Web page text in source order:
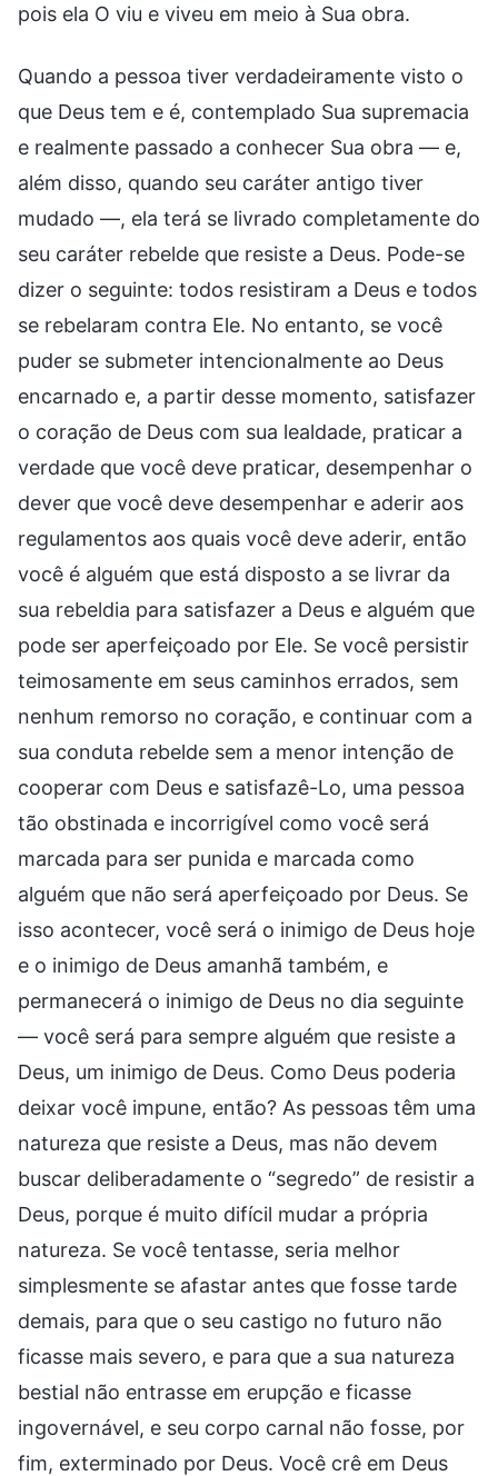
pois ela O viu e viveu em meio à Sua obra.
Quando a pessoa tiver verdadeiramente visto o
que Deus tem e é, contemplado Sua supremacia
e realmente passado a conhecer Sua obra — e,
além disso, quando seu caráter antigo tiver
mudado —, ela terá se livrado completamente do
seu caráter rebelde que resiste a Deus. Pode-se
dizer o seguinte: todos resistiram a Deus e todos
se rebelaram contra Ele. No entanto, se você
puder se submeter intencionalmente ao Deus
encarnado e, a partir desse momento, satisfazer
o coração de Deus com sua lealdade, praticar a
verdade que você deve praticar, desempenhar o
dever que você deve desempenhar e aderir aos
regulamentos aos quais você deve aderir, então
você é alguém que está disposto a se livrar da
sua rebeldia para satisfazer a Deus e alguém que
pode ser aperfeiçoado por Ele. Se você persistir
teimosamente em seus caminhos errados, sem
nenhum remorso no coração, e continuar com a
sua conduta rebelde sem a menor intenção de
cooperar com Deus e satisfazê-Lo, uma pessoa
tão obstinada e incorrigível como você será
marcada para ser punida e marcada como
alguém que não será aperfeiçoado por Deus. Se
isso acontecer, você será o inimigo de Deus hoje
e o inimigo de Deus amanhã também, e
permanecerá o inimigo de Deus no dia seguinte
— você será para sempre alguém que resiste a
Deus, um inimigo de Deus. Como Deus poderia
deixar você impune, então? As pessoas têm uma
natureza que resiste a Deus, mas não devem
buscar deliberadamente o “segredo” de resistir a
Deus, porque é muito difícil mudar a própria
natureza. Se você tentasse, seria melhor
simplesmente se afastar antes que fosse tarde
demais, para que o seu castigo no futuro não
ficasse mais severo, e para que a sua natureza
bestial não entrasse em erupção e ficasse
ingovernável, e seu corpo carnal não fosse, por
fim, exterminado por Deus. Você crê em Deus